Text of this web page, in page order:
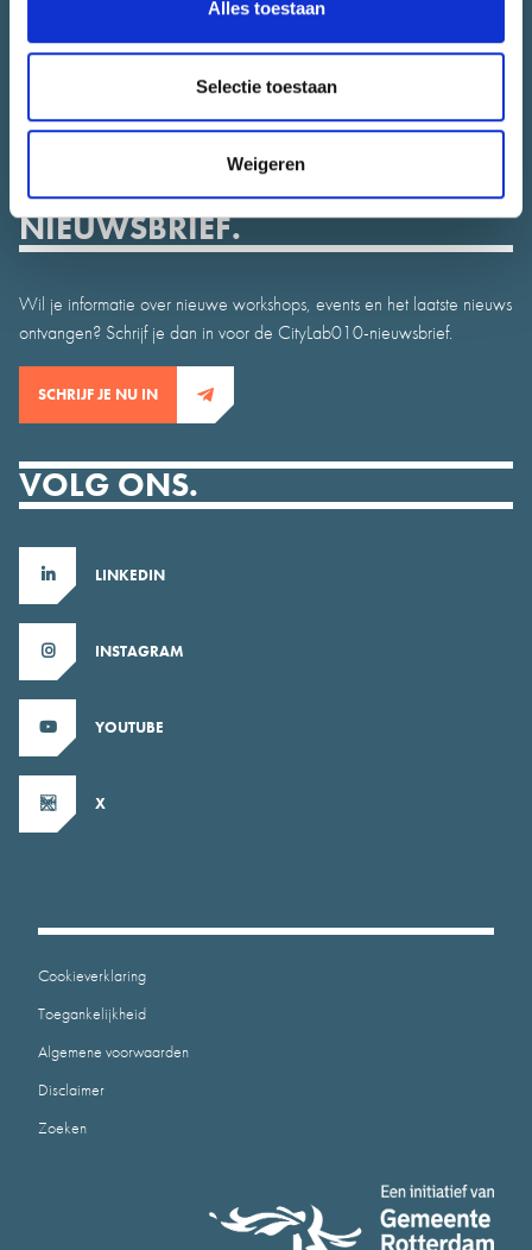
Alles toestaan
Selectie toestaan
Weigeren
Heb je vragen over CityLab010 of wil je jouw initiatief bespreken.
Het team van CityLab010 staat voor je klaar.
CONTACT EEN ADVISEUR
NIEUWSBRIEF.
Wil je informatie over nieuwe workshops, events en het laatste nieuws
ontvangen? Schrijf je dan in voor de CityLab010-nieuwsbrief.
SCHRIJF JE NU IN
VOLG ONS.
LINKEDIN
INSTAGRAM
YOUTUBE
X
Cookieverklaring
Toegankelijkheid
Algemene voorwaarden
Disclaimer
Zoeken